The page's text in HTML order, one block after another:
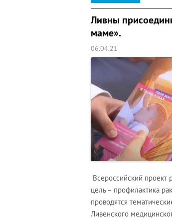
Ливны
маме».
06.04.21
Всероссийский проект
цель – профилактика
проводятся
Ливенского